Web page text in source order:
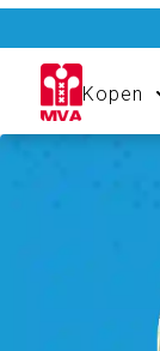
Kopen